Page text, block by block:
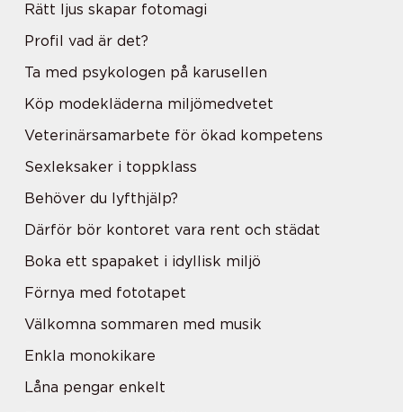
Rätt ljus skapar fotomagi
Profil vad är det?
Ta med psykologen på karusellen
Köp modekläderna miljömedvetet
Veterinärsamarbete för ökad kompetens
Sexleksaker i toppklass
Behöver du lyfthjälp?
Därför bör kontoret vara rent och städat
Boka ett spapaket i idyllisk miljö
Förnya med fototapet
Välkomna sommaren med musik
Enkla monokikare
Låna pengar enkelt